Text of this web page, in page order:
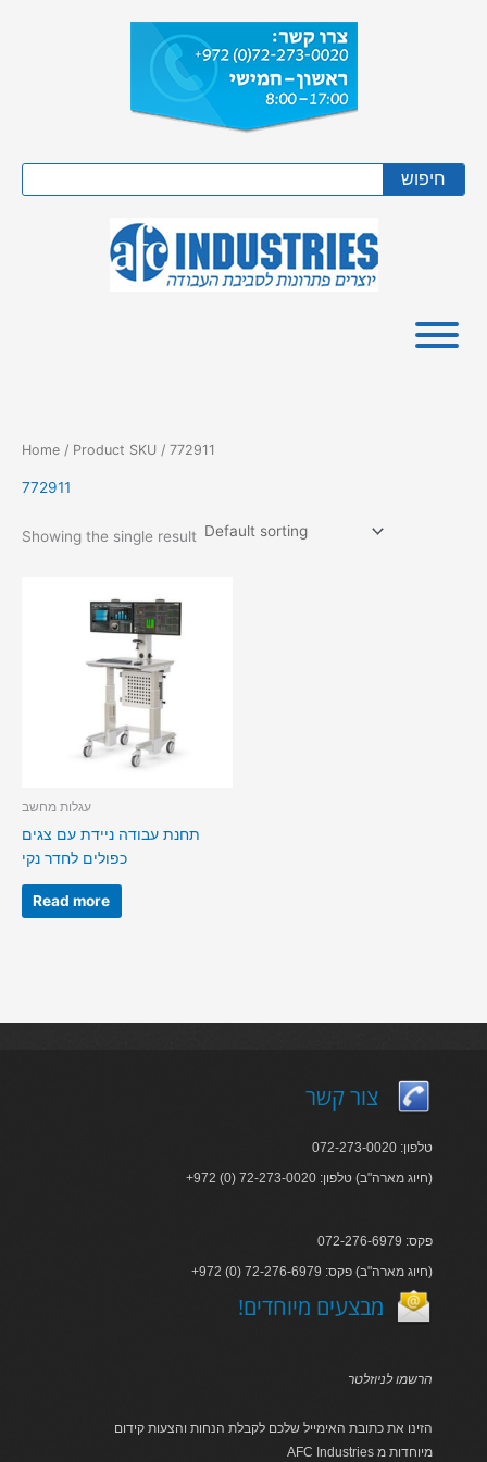
חיפוש
Home / Product SKU / 772911
772911
Showing the single result
עגלות מחשב
תחנת עבודה ניידת עם צגים
כפולים לחדר נקי
Read more
צור קשר
טלפון: 072-273-0020
+972 (0) 72-273-0020 :חיוג מארה"ב) טלפון)
פקס: 072-276-6979
+972 (0) 72-276-6979 :חיוג מארה"ב) פקס)
!מבצעים מיוחדים
הרשמו לניוזלטר
הזינו את כתובת האימייל שלכם לקבלת הנחות והצעות קידום
AFC Industries מיוחדות מ